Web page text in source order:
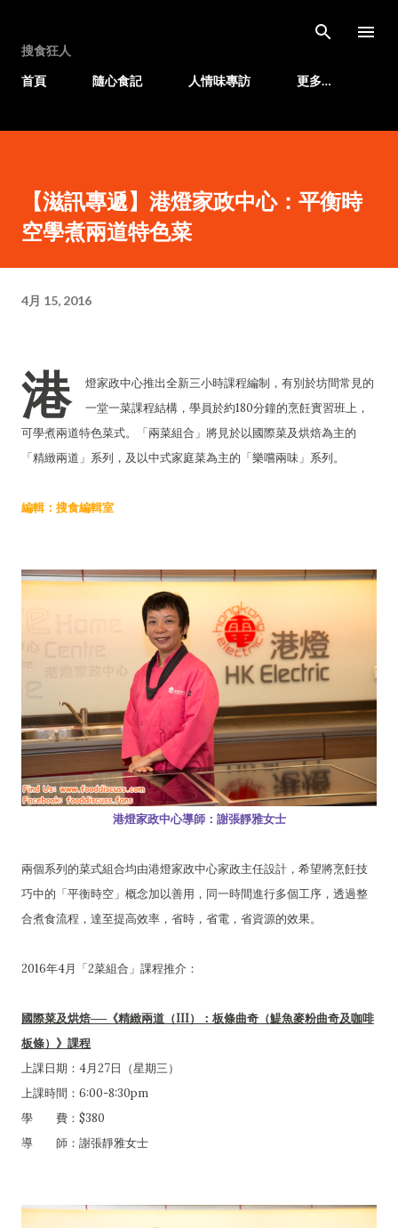
搜食狂人
首頁
隨心食記 人情味專訪 更多…
【滋訊專遞】港燈家政中心：平衡時
空學煮兩道特色菜
4月 15, 2016
港
燈家政中心推出全新三小時課程編制，有別於坊間常見的
一堂一菜課程結構，學員於約180分鐘的烹飪實習班上，
可學煮兩道特色菜式。「兩菜組合」將見於以國際菜及烘焙為主的
「精緻兩道」系列，及以中式家庭菜為主的「樂嚐兩味」系列。
編輯：搜食編輯室
港燈家政中心導師：謝張靜雅女士
兩個系列的菜式組合均由港燈家政中心家政主任設計，希望將烹飪技
巧中的「平衡時空」概念加以善用，同一時間進行多個工序，透過整
合煮食流程，達至提高效率，省時，省電，省資源的效果。
2016年4月「2菜組合」課程推介：
國際菜及烘焙──《精緻兩道（III）：板條曲奇（鯷魚麥粉曲奇及咖啡
板條）》課程
上課日期：4月27日（星期三）
上課時間：6:00-8:30pm
學 費：$380
導 師：謝張靜雅女士